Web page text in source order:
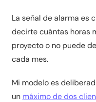
La señal de alarma es
decirte cuántas horas
proyecto o no puede
cada mes.
Mi modelo es
un máximo de dos